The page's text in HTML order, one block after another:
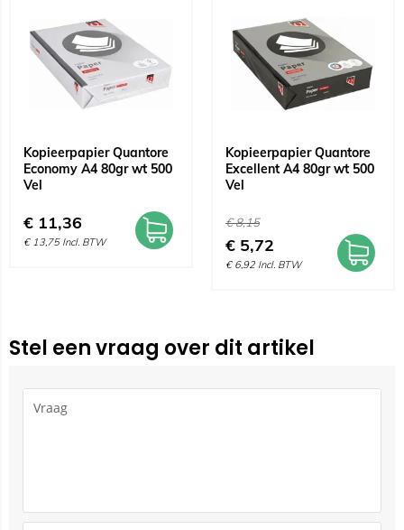
Kopieerpapier Quantore
Economy A4 80gr wt 500
Vel
€ 11,36
€ 13,75 Incl. BTW
Kopieerpapier Quantore
Excellent A4 80gr wt 500
Vel
€8,15
€ 5,72
€ 6,92 Incl. BTW
Stel een vraag over dit artikel